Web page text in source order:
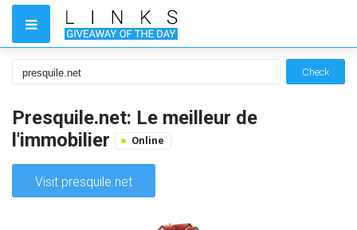
Check
Presquile.net: Le meilleur de
l'immobilier
Online
Visit presquile.net